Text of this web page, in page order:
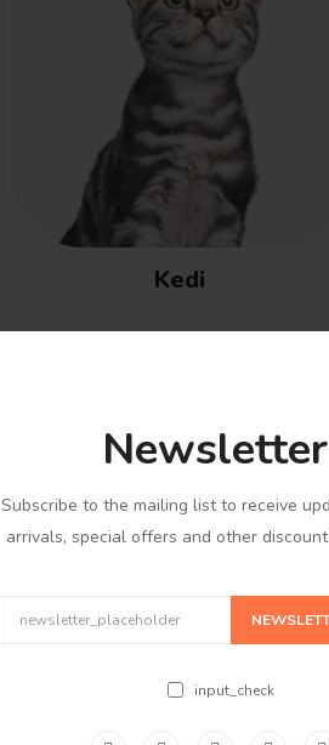
Kedi
Newsletter
Subscribe to the mailing list to receive
arrivals, special offers and other
input_check